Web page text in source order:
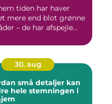
tiden har haver
mere end blot grønne
– de har afspejle...
30. aug
små detaljer kan
hele stemningen i